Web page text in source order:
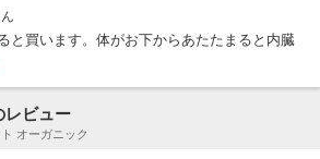
と買います。体がお下からあたたまると内臓
レビュー
オーガニック